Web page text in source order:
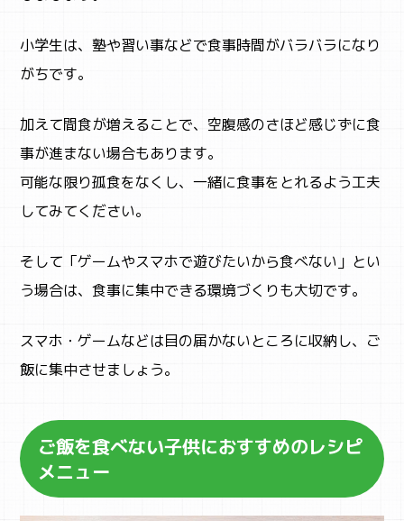
小学生は、塾や習い事などで食事時間がバラバラになり
がちです。
加えて間食が増えることで、空腹感のさほど感じずに食
事が進まない場合もあります。
可能な限り孤食をなくし、一緒に食事をとれるよう工夫
してみてください。
そして「ゲームやスマホで遊びたいから食べない」とい
う場合は、食事に集中できる環境づくりも大切です。
スマホ・ゲームなどは目の届かないところに収納し、ご
飯に集中させましょう。
ご飯を食べない子供におすすめのレシピ
メニュー